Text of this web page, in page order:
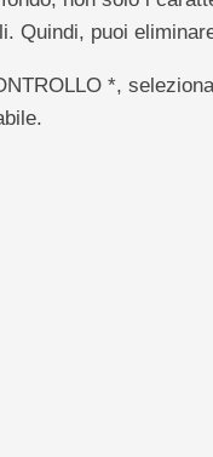
Quindi, puoi
*,